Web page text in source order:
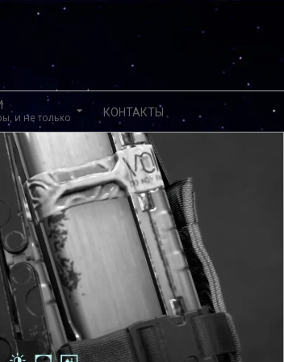
и не только КОНТАКТЫ